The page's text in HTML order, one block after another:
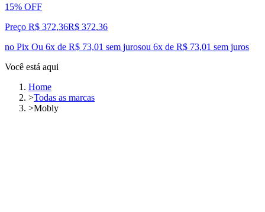
15% OFF
Preço R$ 372,36R$ 372,36
no Pix Ou 6x de R$ 73,01 sem jurosou 6x de R$ 73,01 sem juros
Você está aqui
Home
>Todas as marcas
>Mobly